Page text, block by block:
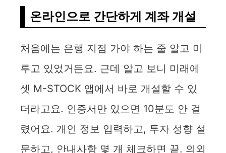
온라인으로 간단하게 계좌 개설
처음에는 은행 지점 가야 하는 줄 알고 미
루고 있었거든요. 근데 알고 보니 미래에
셋 M-STOCK 앱에서 바로 개설할 수 있
더라고요. 인증서만 있으면 10분도 안 걸
렸어요. 개인 정보 입력하고, 투자 성향 설
문하고, 안내사항 몇 개 체크하면 끝. 의외